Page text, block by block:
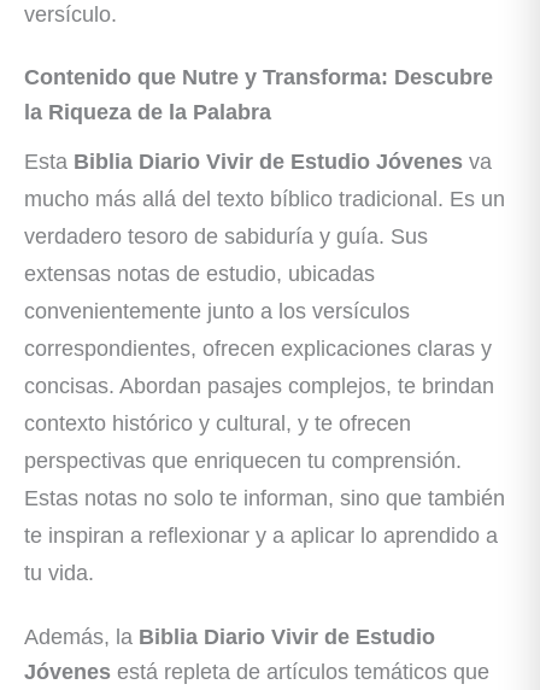
versículo.
Contenido que Nutre y Transforma: Descubre
la Riqueza de la Palabra
Esta Biblia Diario Vivir de Estudio Jóvenes va
mucho más allá del texto bíblico tradicional. Es un
verdadero tesoro de sabiduría y guía. Sus
extensas notas de estudio, ubicadas
convenientemente junto a los versículos
correspondientes, ofrecen explicaciones claras y
concisas. Abordan pasajes complejos, te brindan
contexto histórico y cultural, y te ofrecen
perspectivas que enriquecen tu comprensión.
Estas notas no solo te informan, sino que también
te inspiran a reflexionar y a aplicar lo aprendido a
tu vida.
Además, la Biblia Diario Vivir de Estudio
Jóvenes está repleta de artículos temáticos que